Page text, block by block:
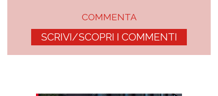
COMMENTA
SCRIVI/SCOPRI I COMMENTI